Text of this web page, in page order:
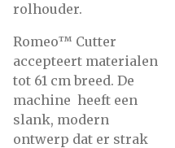
rolhouder.
Romeo™ Cutter
accepteert materialen
tot 61 cm breed. De
machine heeft een
slank, modern
ontwerp dat er strak